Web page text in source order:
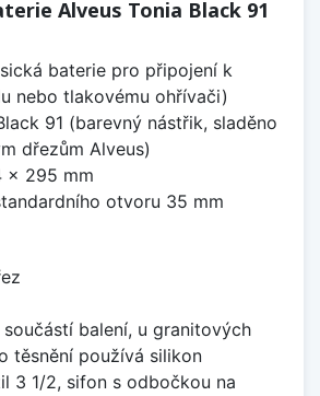
Alveus Tonia Black 91
baterie pro připojení k
nebo tlakovému ohřívači)
91 (barevný nástřik, sladěno
dřezům Alveus)
x 295 mm
otvoru 35 mm
součástí balení, u granitových
těsnění používá silikon
3 1/2, sifon s odbočkou na